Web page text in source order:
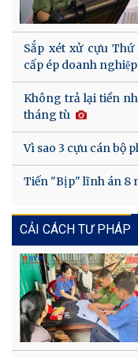
Sắp xét xử cựu
cấp ép doanh
Không trả lại tiền
tháng tù
Vì sao 3 cựu cán bộ
Tiến "Bịp" lĩnh án 8
CẢI CÁCH TƯ PHÁP